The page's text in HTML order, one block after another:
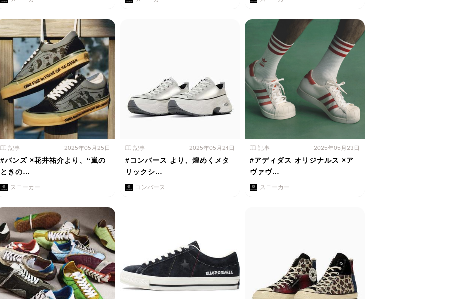
記事 2025年05月25日
#バンズ ×花井祐介より、“嵐の
ときの…
スニーカー
記事 2025年05月24日
#コンバース より、煌めくメタ
リックシ…
コンバース
記事 2025年05月23日
#アディダス オリジナルス ×ア
ヴァヴ…
スニーカー